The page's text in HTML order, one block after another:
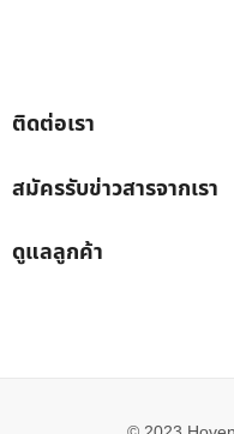
ติดต่อเรา
สมัครรับข่าวสารจากเรา
ดูแลลูกค้า